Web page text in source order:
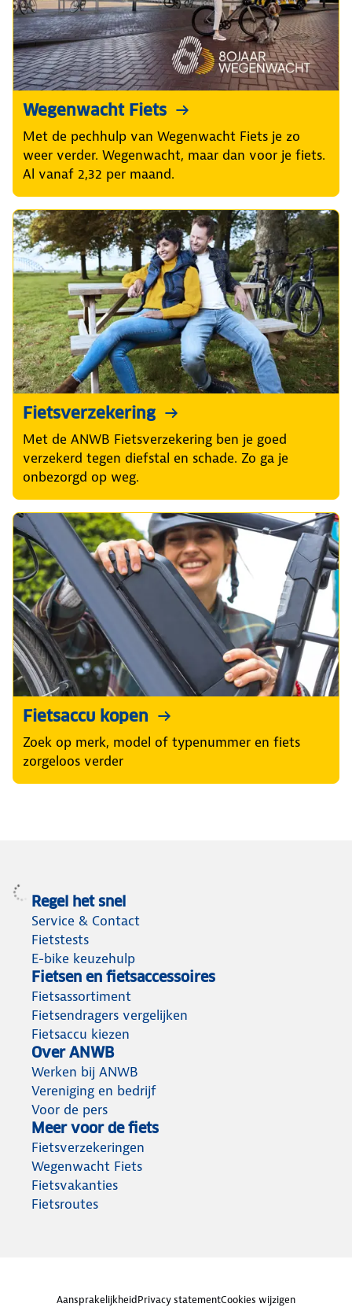
Wegenwacht Fiets
Met de pechhulp van Wegenwacht Fiets je zo
weer verder. Wegenwacht, maar dan voor je fiets.
Al vanaf 2,32 per maand.
Fietsverzekering
Met de ANWB Fietsverzekering ben je goed
verzekerd tegen diefstal en schade. Zo ga je
onbezorgd op weg.
Fietsaccu kopen
Zoek op merk, model of typenummer en fiets
zorgeloos verder
Regel het snel
Service & Contact
Fietstests
E-bike keuzehulp
Fietsen en fietsaccessoires
Fietsassortiment
Fietsendragers vergelijken
Fietsaccu kiezen
Over ANWB
Werken bij ANWB
Vereniging en bedrijf
Voor de pers
Meer voor de fiets
Fietsverzekeringen
Wegenwacht Fiets
Fietsvakanties
Fietsroutes
AansprakelijkheidPrivacy statementCookies wijzigen